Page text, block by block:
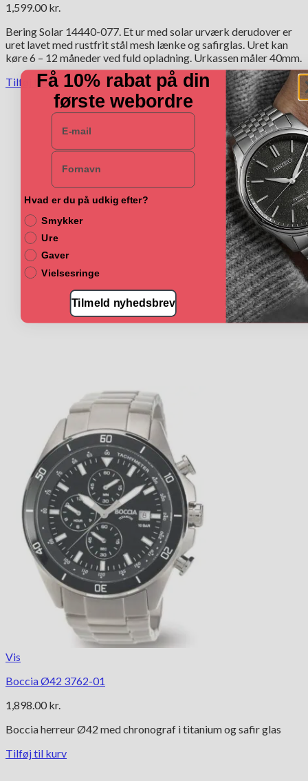
1,599.00 kr.
Bering Solar 14440-077. Et ur med solar urværk derudover er
uret lavet med rustfrit stål mesh lænke og safirglas. Uret kan
køre 6 – 12 måneder ved fuld opladning. Urkassen måler 40mm.
Tilføj til kurv
Vis
Boccia Ø42 3762-01
1,898.00 kr.
Boccia herreur Ø42 med chronograf i titanium og safir glas
Tilføj til kurv
Få 10% rabat på din
første webordre
E-mail
Navn
Hvad er du på udkig efter?
Smykker
Ure
Gaver
Vielsesringe
Tilmeld nyhedsbrev